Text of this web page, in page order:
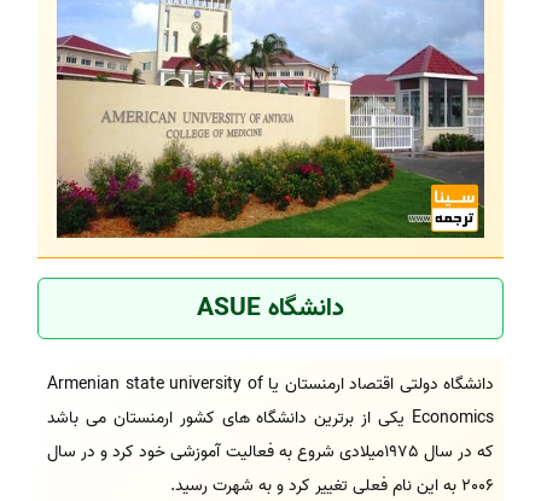
دانشگاه ASUE
دانشگاه دولتی اقتصاد ارمنستان یا Armenian state university of
Economics یکی از برترین دانشگاه های کشور ارمنستان می باشد
که در سال 1975میلادی شروع به فعالیت آموزشی خود کرد و در سال
2006 به این نام فعلی تغییر کرد و به شهرت رسید.